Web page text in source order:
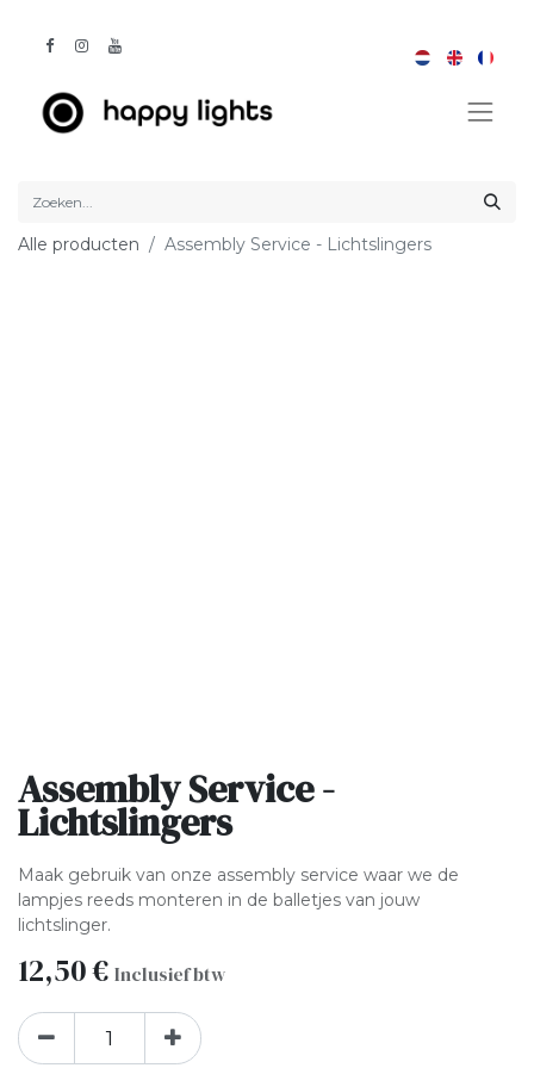
Alle producten Assembly Service - Lichtslingers
Assembly Service -
Lichtslingers
Maak gebruik van onze assembly service waar we de
lampjes reeds monteren in de balletjes van jouw
lichtslinger.
12,50€ Inclusief btw